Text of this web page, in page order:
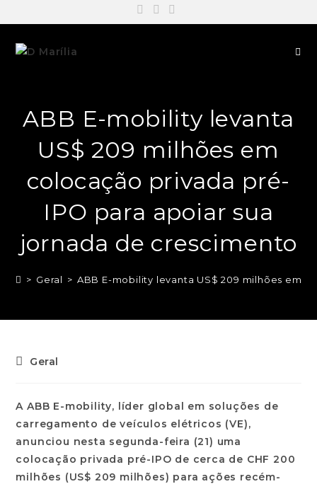
ABB E-mobility levanta
US$ 209 milhões em
colocação privada pré-
IPO para apoiar sua
jornada de crescimento
> Geral > ABB E-mobility levanta US$ 209 milhões em
Geral
A ABB E-mobility, líder global em soluções de
carregamento de veículos elétricos (VE),
anunciou nesta segunda-feira (21) uma
colocação privada pré-IPO de cerca de CHF 200
milhões (US$ 209 milhões) para ações recém-